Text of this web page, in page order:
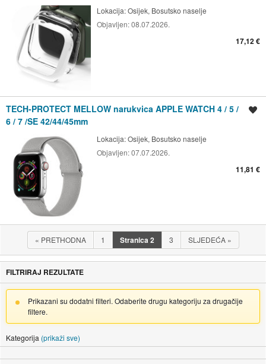
Lokacija:Osijek, Bosutsko naselje
Objavljen:08.07.2026.
17,12 €
TECH-PROTECT MELLOW narukvica APPLE WATCH 4 / 5 /
6 / 7 /SE 42/44/45mm
Lokacija:Osijek, Bosutsko naselje
Objavljen:07.07.2026.
11,81 €
« PRETHODNA 1 Stranica2 3 SLJEDEĆA »
FILTRIRAJ REZULTATE
Prikazani su dodatni filteri. Odaberite drugu kategoriju za drugačije
filtere.
Kategorija (prikaži sve)